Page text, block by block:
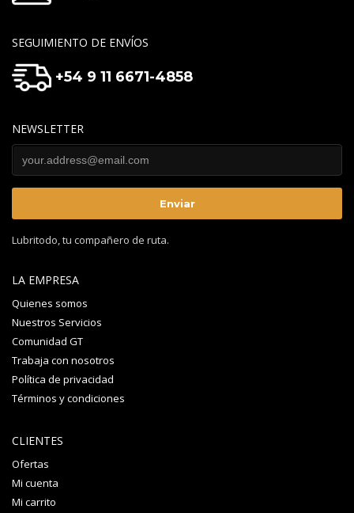
SEGUIMIENTO DE ENVÍOS
+54 9 11 6671-4858
NEWSLETTER
Lubritodo, tu compañero de ruta.
LA EMPRESA
Quienes somos
Nuestros Servicios
Comunidad GT
Trabaja con nosotros
Política de privacidad
Términos y condiciones
CLIENTES
Ofertas
Mi cuenta
Mi carrito